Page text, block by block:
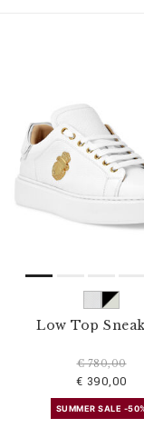
Low Top
€ 780,00
€ 390,00
SUMMER SALE -